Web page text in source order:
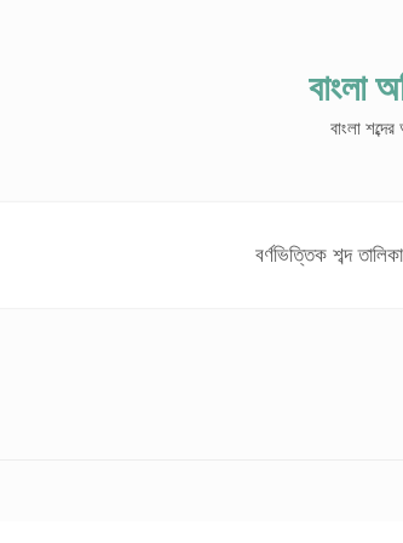
বাংলা
বাংলা
বর্ণভিত্তিক শব্দ তালিকা